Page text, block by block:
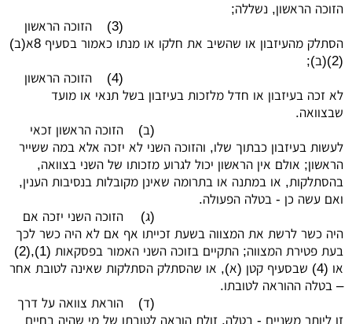
הזוכה הראשון, נשללה;
(3)
הזוכה הראשון
הסתלק מהעיזבון או שהשיב את חלקו או מנתו כאמור בסעיף 8א(ב)
(2)(ב);
(4)
הזוכה הראשון
לא זכה בעיזבון או חדל מלזכות בעיזבון בשל תנאי או מועד
שבצוואה.
(ב)
הזוכה הראשון זכאי
לעשות בעיזבון כבתוך שלו, והזוכה השני לא יזכה אלא במה ששייר
הראשון; אולם אין הראשון יכול לגרוע מזכותו של השני בצוואה,
בהסתלקות, או במתנה או בתרומה שאינן מקובלות בנסיבות הענין,
ואם עשה כן - בטלה הפעולה.
(ג)
הזוכה השני יזכה אם
היה כשר לרשת את המצווה בשעת זכייתו אף אם לא היה כשר לכך
בעת פטירת המצווה; התקיים בזוכה השני האמור בפסקאות (1),(2)
או (4) שבסעיף קטן (א), או שהסתלק הסתלקות שאינה לטובת אחר
– בטלה ההוראה לטובתו.
(ד)
הוראת צוואה על דרך
זו ליותר משניים - בטלה, זולת הוראה לטובתו של מי שהיה בחיים